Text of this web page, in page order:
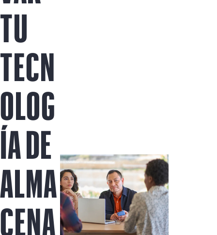
TU
TECN
OLOG
ÍA DE
ALMA
CENA